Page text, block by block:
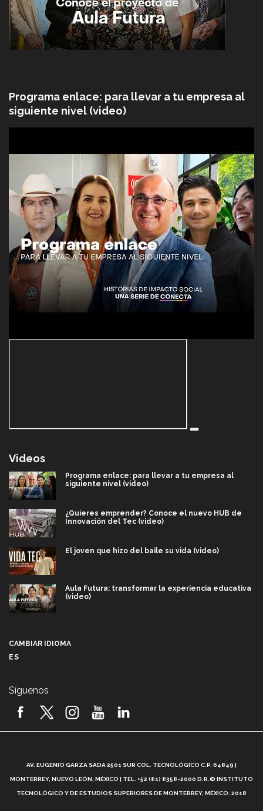
Programa enlace: para llevar a tu empresa al
siguiente nivel (video)
Videos
Programa enlace: para llevar a tu empresa al
siguiente nivel (video)
¿Quieres emprender? Conoce el nuevo HUB de
Innovación del Tec (video)
El joven que hizo del baile su vida (video)
Aula Futura: transformar la experiencia educativa
(video)
2026! (video)
¿Cómo es el Modelo Educativo Tec? (video)
CAMBIAR IDIOMA
ES
Síguenos
AV. EUGENIO GARZA SADA 2501 SUR COL. TECNOLÓGICO C.P. 64849 |
MONTERREY, NUEVO LEÓN, MÉXICO | TEL. +52 (81) 8358-2000 D.R.© INSTITUTO
TECNOLÓGICO Y DE ESTUDIOS SUPERIORES DE MONTERREY, MÉXICO. 2018